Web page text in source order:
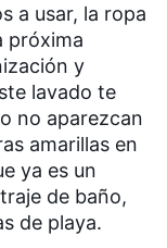
a usar, la ropa
próxima
y
lavado te
no aparezcan
amarillas en
ya es un
de baño,
de playa.